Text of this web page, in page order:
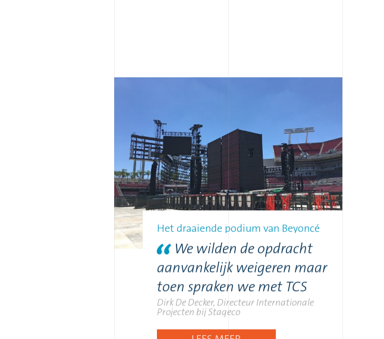
Het draaiende podium van Beyoncé
We wilden de opdracht
aanvankelijk weigeren maar
toen spraken we met TCS
Dirk De Decker, Directeur Internationale
Projecten bij Stageco